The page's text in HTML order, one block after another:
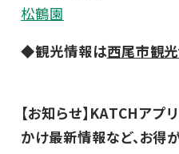
松鶴園
◆観光情報は西尾市観
【お知らせ】KATCHアプ
かけ最新情報など、お得が